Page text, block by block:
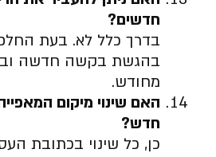
חדשים?
בדרך כלל לא. בעת
בהגשת בקשה חדשה
מחודש.
האם שינוי מיקום
חדש?
כן, כל שינוי בכתובת